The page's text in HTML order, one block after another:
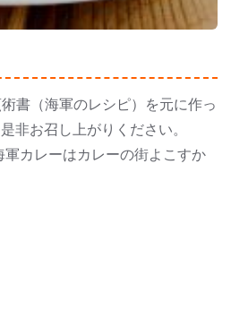
書（海軍のレシピ）を元に作っ
非お召し上がりください。
軍カレーはカレーの街よこすか